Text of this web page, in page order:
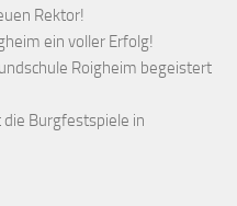
Rektor!
ein voller Erfolg!
Roigheim begeistert
die Burgfestspiele in